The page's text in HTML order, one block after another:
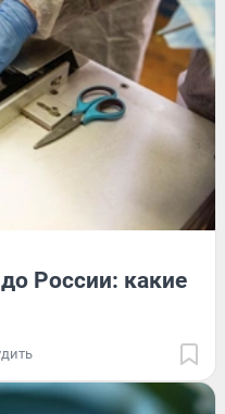
России: какие